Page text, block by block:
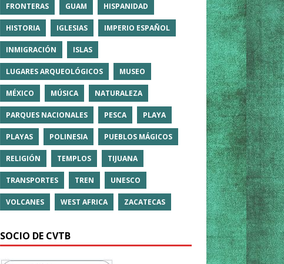
FRONTERAS GUAM HISPANIDAD
HISTORIA IGLESIAS IMPERIO ESPAÑOL
INMIGRACIÓN ISLAS
LUGARES ARQUEOLÓGICOS MUSEO
MÉXICO MÚSICA NATURALEZA
PARQUES NACIONALES PESCA PLAYA
PLAYAS POLINESIA PUEBLOS MÁGICOS
RELIGIÓN TEMPLOS TIJUANA
TRANSPORTES TREN UNESCO
VOLCANES WEST AFRICA ZACATECAS
SOCIO DE CVTB